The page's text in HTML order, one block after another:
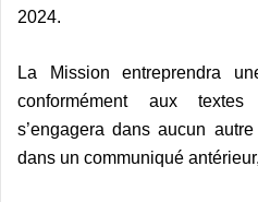
2024.
La Mission entreprendra
conformément aux
s’engagera dans aucun
dans un communiqué